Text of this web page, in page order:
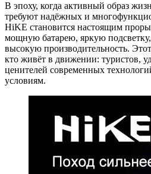
В эпоху, когда активный образ
требуют надёжных и
HiKE становится настоящим
мощную батарею, яркую
высокую производительность.
кто живёт в движении: туристов,
ценителей современных
условиям.